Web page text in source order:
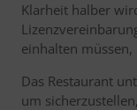
Klarheit halber
einhalten
Das Restaurant
um